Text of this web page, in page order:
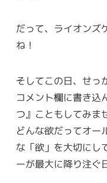
だって、ライオンズ
ね！
そしてこの日、せっ
コメント欄に書き込
つ』こともしてみま
どんな欲だってオー
な「欲」を大切にし
ーが最大に降り注ぐ